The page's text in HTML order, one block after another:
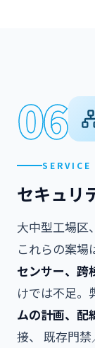
06
SERVICE
セキュリ
大中型工場
これらの案場
センサー、跨
けでは不足。
ムの計画、配
接、 既存門